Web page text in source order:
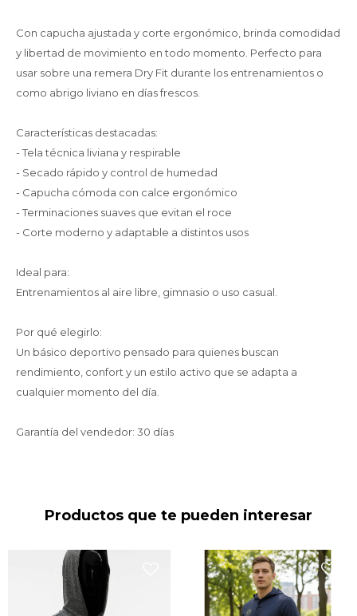
Con capucha ajustada y corte ergonómico, brinda comodidad
y libertad de movimiento en todo momento. Perfecto para
usar sobre una remera Dry Fit durante los entrenamientos o
como abrigo liviano en días frescos.
Características destacadas:
- Tela técnica liviana y respirable
- Secado rápido y control de humedad
- Capucha cómoda con calce ergonómico
- Terminaciones suaves que evitan el roce
- Corte moderno y adaptable a distintos usos
Ideal para:
Entrenamientos al aire libre, gimnasio o uso casual.
Por qué elegirlo:
Un básico deportivo pensado para quienes buscan
rendimiento, confort y un estilo activo que se adapta a
cualquier momento del día.
Garantía del vendedor: 30 días
Productos que te pueden interesar